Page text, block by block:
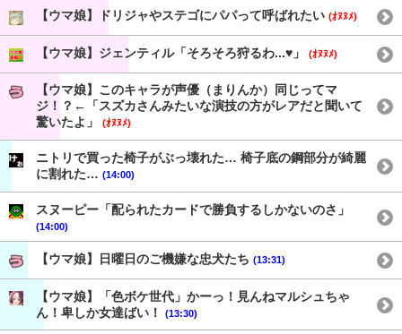
【ウマ娘】ドリジャやステゴにパパって呼ばれたい (ｵﾇﾇﾒ)
【ウマ娘】ジェンティル「そろそろ狩るわ...♥」 (ｵﾇﾇﾒ)
【ウマ娘】このキャラが声優（まりんか）同じってマ
ジ！？←「スズカさんみたいな演技の方がレアだと聞いて
驚いたよ」
(ｵﾇﾇﾒ)
ニトリで買った椅子がぶっ壊れた… 椅子底の鋼部分が綺麗
に割れた… (14:00)
スヌーピー「配られたカードで勝負するしかないのさ」
(14:00)
【ウマ娘】日曜日のご機嫌な忠犬たち (13:31)
【ウマ娘】「色ボケ世代」かーっ！見んねマルシュちゃ
ん！卑しか女達ばい！
(13:30)